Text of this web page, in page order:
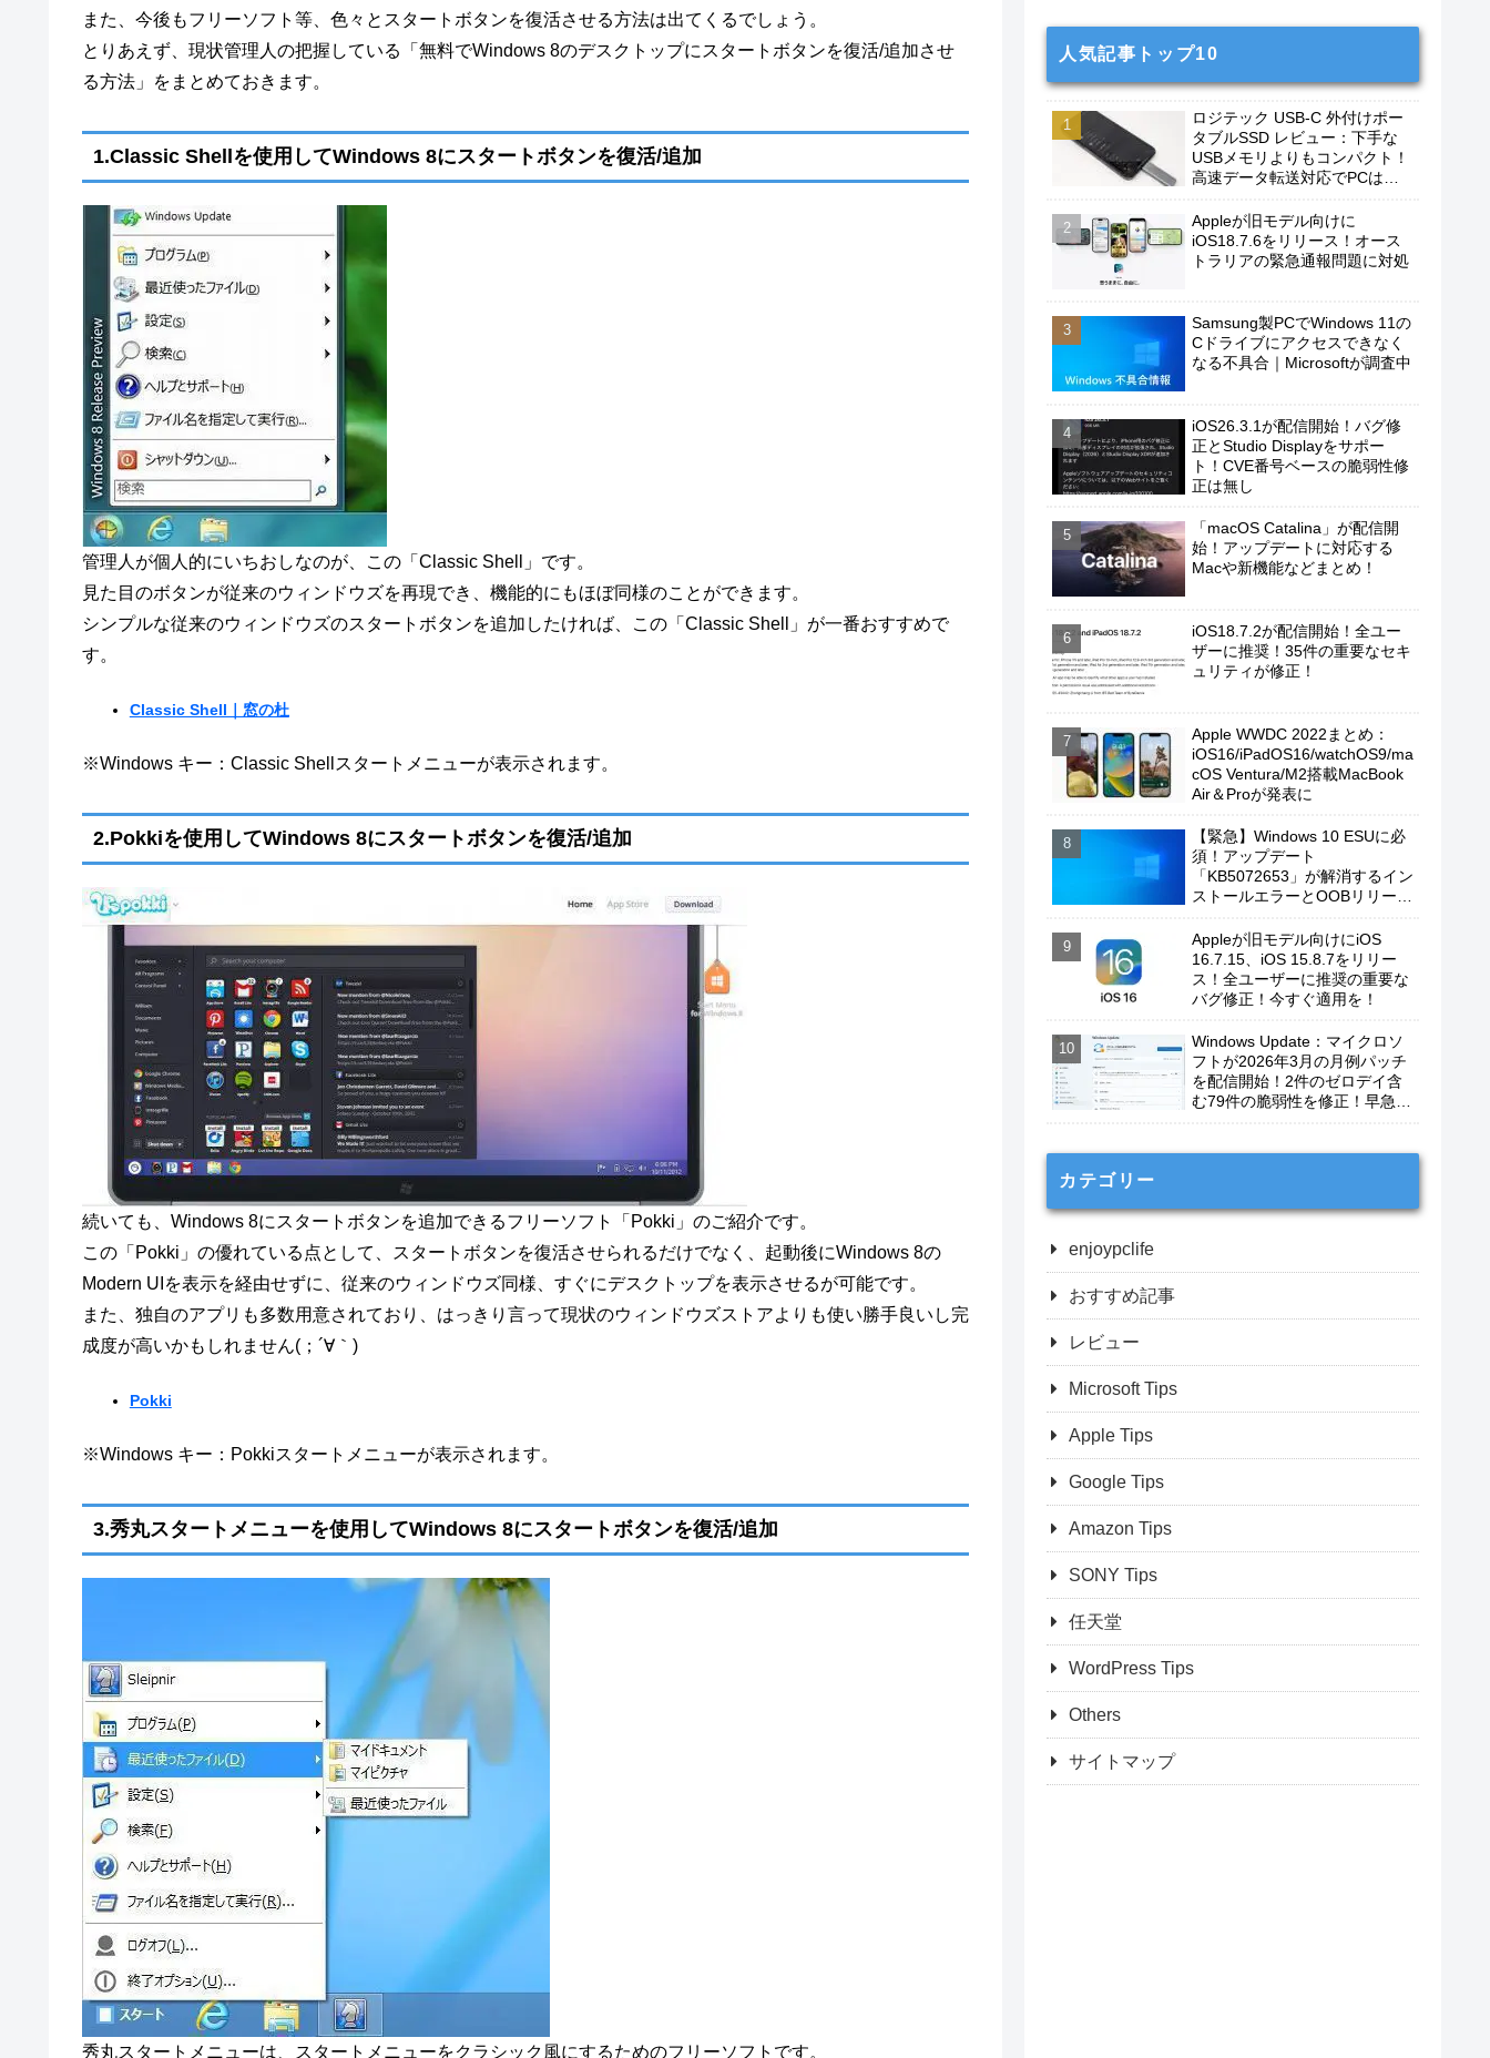
また、今後もフリーソフト等、色々とスタートボタンを復活させる方法は出てくるでしょう。
とりあえず、現状管理人の把握している「無料でWindows 8のデスクトップにスタートボタンを復活/追加させ
る方法」をまとめておきます。
1.Classic Shellを使用してWindows 8にスタートボタンを復活/追加
管理人が個人的にいちおしなのが、この「Classic Shell」です。
見た目のボタンが従来のウィンドウズを再現でき、機能的にもほぼ同様のことができます。
シンプルな従来のウィンドウズのスタートボタンを追加したければ、この「Classic Shell」が一番おすすめで
す。
Classic Shell｜窓の杜
※Windows キー：Classic Shellスタートメニューが表示されます。
2.Pokkiを使用してWindows 8にスタートボタンを復活/追加
続いても、Windows 8にスタートボタンを追加できるフリーソフト「Pokki」のご紹介です。
この「Pokki」の優れている点として、スタートボタンを復活させられるだけでなく、起動後にWindows 8の
Modern UIを表示を経由せずに、従来のウィンドウズ同様、すぐにデスクトップを表示させるが可能です。
また、独自のアプリも多数用意されており、はっきり言って現状のウィンドウズストアよりも使い勝手良いし完
成度が高いかもしれません(；´∀｀)
Pokki
※Windows キー：Pokkiスタートメニューが表示されます。
3.秀丸スタートメニューを使用してWindows 8にスタートボタンを復活/追加
秀丸スタートメニューは、スタートメニューをクラシック風にするためのフリーソフトです。
人気記事トップ10
ロジテック USB-C 外付けポー
タブルSSD レビュー：下手な
USBメモリよりもコンパクト！
高速データ転送対応でPCは勿
もおすすめ！
Appleが旧モデル向けに
iOS18.7.6をリリース！オース
トラリアの緊急通報問題に対処
Samsung製PCでWindows 11の
Cドライブにアクセスできなく
なる不具合｜Microsoftが調査中
iOS26.3.1が配信開始！バグ修
正とStudio Displayをサポー
ト！CVE番号ベースの脆弱性修
正は無し
「macOS Catalina」が配信開
始！アップデートに対応する
Macや新機能などまとめ！
iOS18.7.2が配信開始！全ユー
ザーに推奨！35件の重要なセキ
ュリティが修正！
Apple WWDC 2022まとめ：
iOS16/iPadOS16/watchOS9/ma
cOS Ventura/M2搭載MacBook
Air＆Proが発表に
【緊急】Windows 10 ESUに必
須！アップデート
「KB5072653」が解消するイン
ストールエラーとOOBリリース
Appleが旧モデル向けにiOS
16.7.15、iOS 15.8.7をリリー
ス！全ユーザーに推奨の重要な
バグ修正！今すぐ適用を！
Windows Update：マイクロソ
フトが2026年3月の月例パッチ
を配信開始！2件のゼロデイ含
む79件の脆弱性を修正！早急に
カテゴリー
enjoypclife
おすすめ記事
レビュー
Microsoft Tips
Apple Tips
Google Tips
Amazon Tips
SONY Tips
任天堂
WordPress Tips
Others
サイトマップ